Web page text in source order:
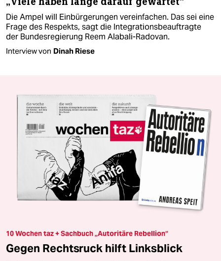
Die Ampel will Einbürgerungen vereinfachen. Das sei eine
Frage des Respekts, sagt die Integrationsbeauftragte
der Bundesregierung Reem Alabali-Radovan.
Interview von Dinah Riese
10 Wochen taz + Sachbuch „Autoritäre Rebellion“
Gegen Rechtsruck hilft Linksblick